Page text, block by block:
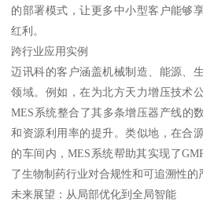
的部署模式，让更多中小型客户能够
红利。
跨行业应用实例
迈讯科的客户涵盖机械制造、能源、
领域。例如，在为北方天力增压技术
MES系统整合了其多条增压器产线的
和资源利用率的提升。类似地，在合
的车间内，MES系统帮助其实现了
了生物制药行业对合规性和可追溯性的
未来展望：从局部优化到全局智能